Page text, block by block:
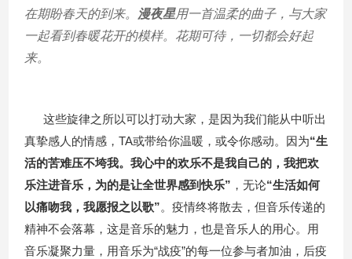
在期盼春天的到来。
漫夜星用一首温柔的曲子，与大家
一起看到春暖花开的模样。花期可待，一切都会好起
来。
这些旋律之所以可以打动大家，是因为我们能从中听出
真挚感人的情感，TA或带给你温暖，或令你感动。因为“生
活的苦难压不垮我。我心中的欢乐不是我自己的，我把欢
乐注进音乐，为的是让全世界感到快乐” ，无论“生活如何
以痛吻我，我愿报之以歌”。疫情终将散去，但音乐传递的
精神不会落幕，这是音乐的魅力，也是音乐人的用心。用
音乐凝聚力量，用音乐为“战疫”的每一位参与者加油，后疫